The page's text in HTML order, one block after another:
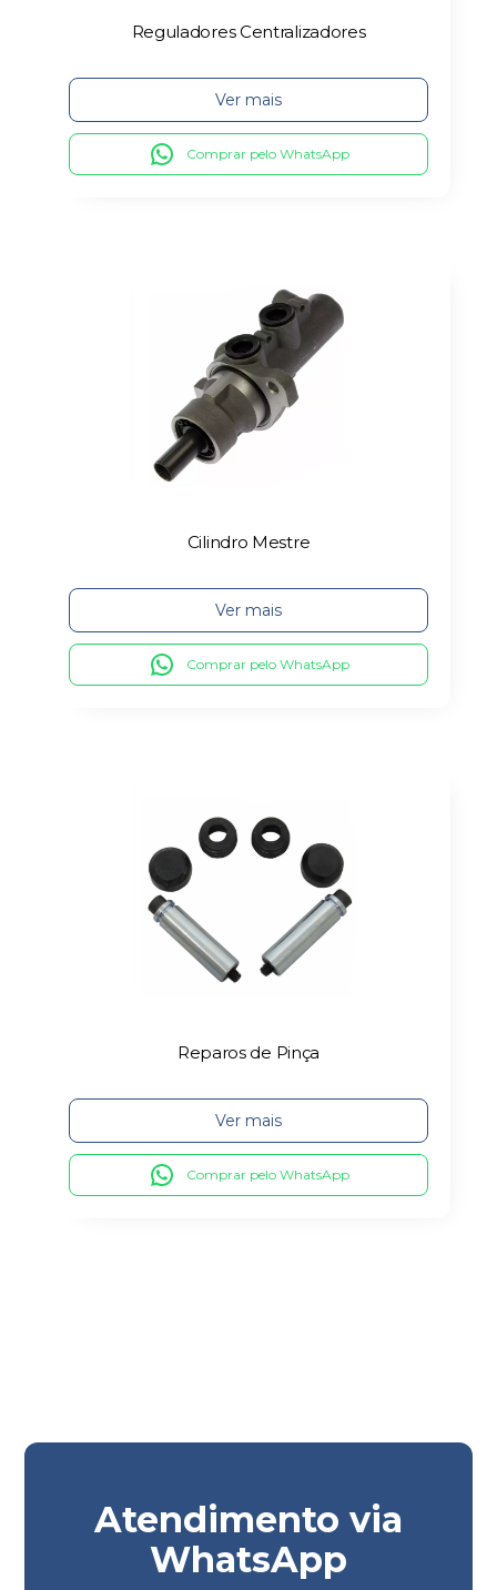
Reguladores Centralizadores
Ver mais
Comprar pelo WhatsApp
Cilindro Mestre
Ver mais
Comprar pelo WhatsApp
Reparos de Pinça
Ver mais
Comprar pelo WhatsApp
Atendimento via
WhatsApp